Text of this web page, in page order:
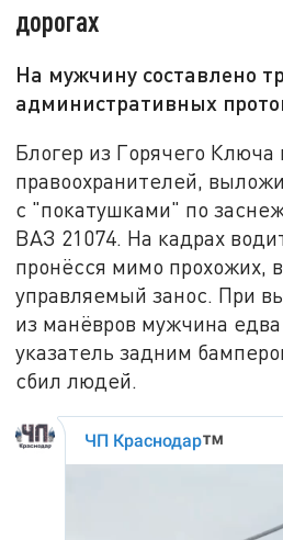
дорогах
На мужчину составлено
административных
Блогер из Горячего
правоохранителей,
с "покатушками" по
ВАЗ 21074. На кадрах
пронёсся мимо прохожих,
управляемый занос. При
из манёвров мужчина
указатель задним
сбил людей.